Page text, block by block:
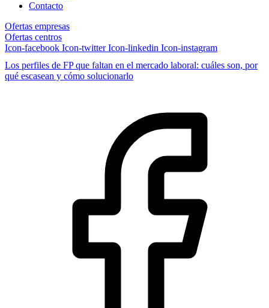
Contacto
Ofertas empresas
Ofertas centros
Icon-facebook Icon-twitter Icon-linkedin Icon-instagram
Los perfiles de FP que faltan en el mercado laboral: cuáles son, por
qué escasean y cómo solucionarlo